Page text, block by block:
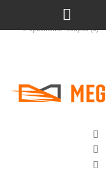
Сравнение товаров (0)